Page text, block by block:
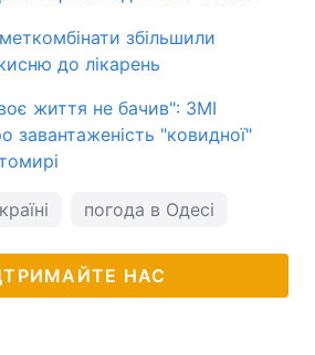
збільшили
до лікарень
життя не бачив": ЗМІ
завантаженість "ковидної"
погода в Одесі
НАС